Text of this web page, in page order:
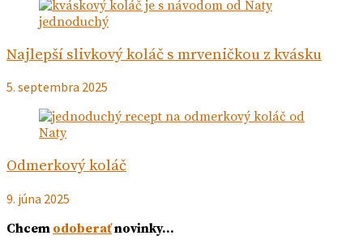
Najlepší slivkový koláč s mrveničkou z kvásku
5. septembra 2025
Odmerkový koláč
9. júna 2025
Chcem odoberaťnovinky…